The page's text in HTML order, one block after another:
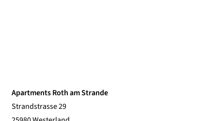
Apartments Roth am Strande
Strandstrasse 29